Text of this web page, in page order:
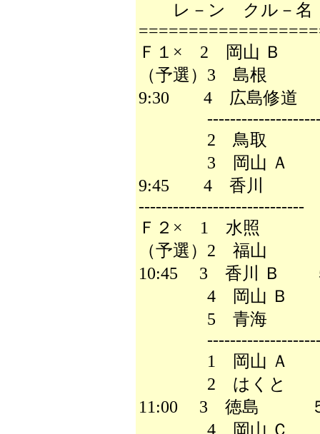
レ－ン クル－名
Ｆ１× 2 岡山 Ｂ
（予選）3 島
9:30 4 広島修道
2 鳥取
3 岡山 Ａ
9:45 4 香川
-----------------------------
Ｆ２× 1 水照
（予選）2 福山
10:45 3 香川 Ｂ
4 岡山 Ｂ
5 青海
1 岡山 Ａ
2 はくと
11:00 3 徳島
4 岡山 Ｃ